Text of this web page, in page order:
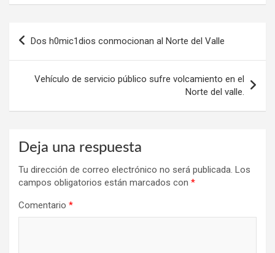
Dos h0mic1dios conmocionan al Norte del Valle
Vehículo de servicio público sufre volcamiento en el
Norte del valle.
Deja una respuesta
Tu dirección de correo electrónico no será publicada. Los
campos obligatorios están marcados con *
Comentario *